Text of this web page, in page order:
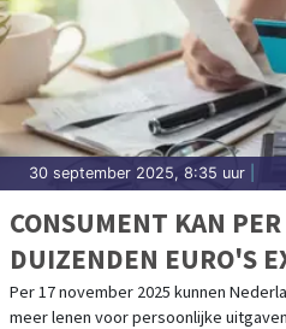
30 september 2025, 8:35 uur
CONSUMENT KAN
DUIZENDEN EURO'S
Per 17 november 2025 kunnen
meer lenen voor persoonlijke